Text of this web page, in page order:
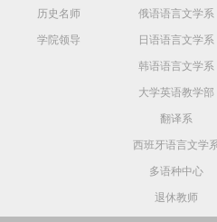
历史名师
学院领导
俄语语言文学系
日语语言文学系
韩语语言文学系
大学英语教学部
翻译系
西班牙语言文学
多语种中心
退休教师